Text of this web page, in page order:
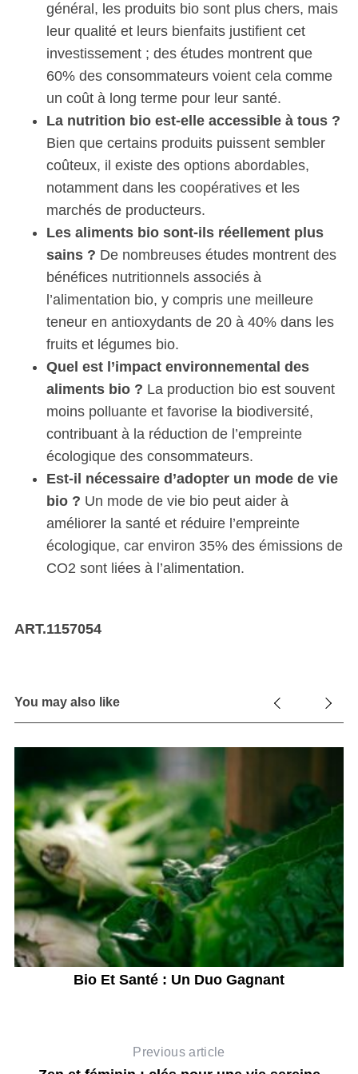
général, les produits bio sont plus chers, mais
leur qualité et leurs bienfaits justifient cet
investissement ; des études montrent que
60% des consommateurs voient cela comme
un coût à long terme pour leur santé.
La nutrition bio est-elle accessible à tous ?
Bien que certains produits puissent sembler
coûteux, il existe des options abordables,
notamment dans les coopératives et les
marchés de producteurs.
Les aliments bio sont-ils réellement plus
sains ? De nombreuses études montrent des
bénéfices nutritionnels associés à
l’alimentation bio, y compris une meilleure
teneur en antioxydants de 20 à 40% dans les
fruits et légumes bio.
Quel est l’impact environnemental des
aliments bio ? La production bio est souvent
moins polluante et favorise la biodiversité,
contribuant à la réduction de l’empreinte
écologique des consommateurs.
Est-il nécessaire d’adopter un mode de vie
bio ? Un mode de vie bio peut aider à
améliorer la santé et réduire l’empreinte
écologique, car environ 35% des émissions de
CO2 sont liées à l’alimentation.
ART.1157054
You may also like
Bio Et Santé : Un Duo Gagnant
Previous article